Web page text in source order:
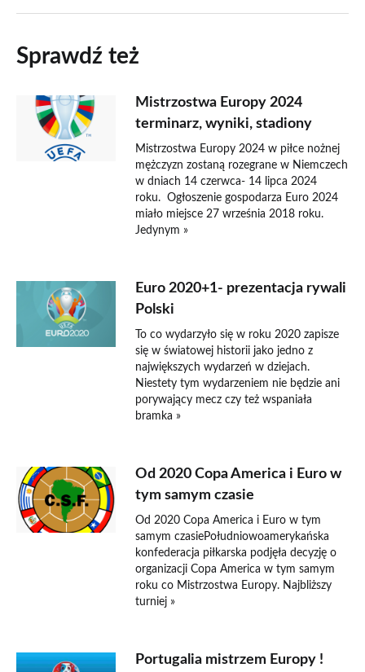
Sprawdź też
Mistrzostwa Europy 2024
terminarz, wyniki, stadiony
Mistrzostwa Europy 2024 w piłce nożnej
mężczyzn zostaną rozegrane w Niemczech
w dniach 14 czerwca- 14 lipca 2024
roku. Ogłoszenie gospodarza Euro 2024
miało miejsce 27 września 2018 roku.
Jedynym »
Euro 2020+1- prezentacja rywali
Polski
To co wydarzyło się w roku 2020 zapisze
się w światowej historii jako jedno z
największych wydarzeń w dziejach.
Niestety tym wydarzeniem nie będzie ani
porywający mecz czy też wspaniała
bramka »
Od 2020 Copa America i Euro w
tym samym czasie
Od 2020 Copa America i Euro w tym
samym czasiePołudniowoamerykańska
konfederacja piłkarska podjęła decyzję o
organizacji Copa America w tym samym
roku co Mistrzostwa Europy. Najbliższy
turniej »
Portugalia mistrzem Europy !